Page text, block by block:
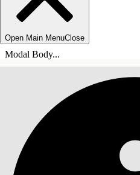
Open Main MenuClose
Modal Body...
目录